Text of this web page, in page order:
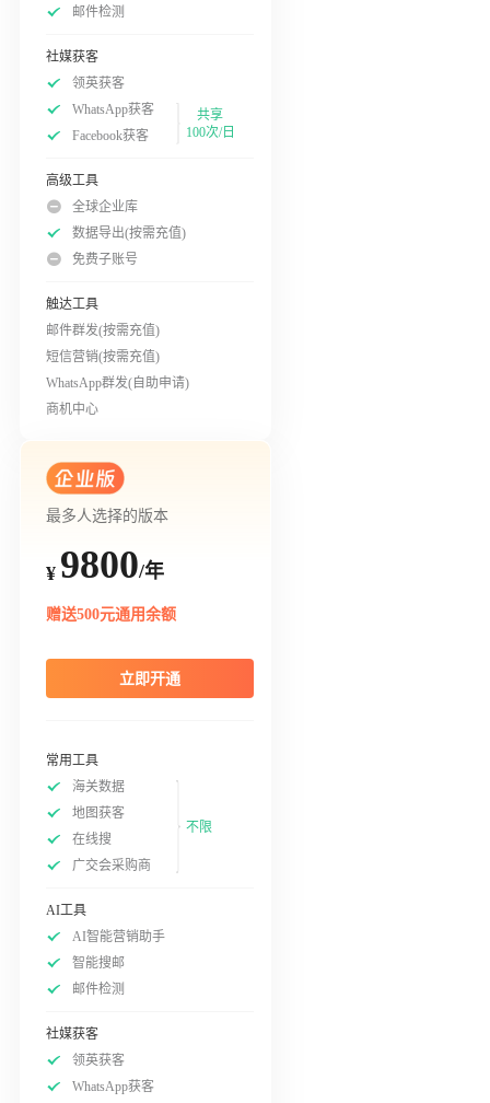
邮件检测
社媒获客
领英获客
WhatsApp获客
Facebook获客
共享
100次/日
高级工具
全球企业库
数据导出(按需充值)
免费子账号
触达工具
邮件群发(按需充值)
短信营销(按需充值)
WhatsApp群发(自助申请)
商机中心
最多人选择的版本
¥ 9800/年
赠送500元通用余额
立即开通
常用工具
海关数据
地图获客
在线搜
广交会采购商
不限
AI工具
AI智能营销助手
智能搜邮
邮件检测
社媒获客
领英获客
WhatsApp获客